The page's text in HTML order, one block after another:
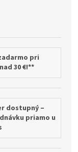
pri
30 €!**
dostupný –
priamo u